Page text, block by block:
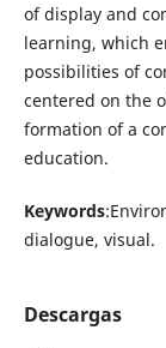
of display and
learning, which
possibilities of
centered on the
formation of a
education.
Keywords
dialogue, visual.
Descargas